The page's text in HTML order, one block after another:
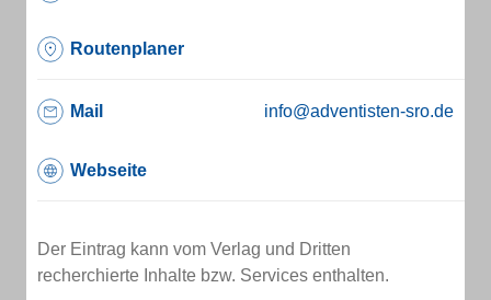
Routenplaner
Mail info@adventisten-sro.de
Webseite
Der Eintrag kann vom Verlag und Dritten
recherchierte Inhalte bzw. Services enthalten.